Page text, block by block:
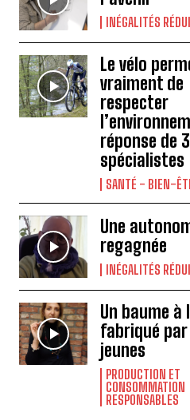
INÉGALITÉS
Le vélo
vraiment de
respecter
réponse de 3
spécialistes
SANTÉ - BIEN-
Une
regagnée
INÉGALITÉS
Un baume à
fabriqué par
jeunes
PRODUCTION ET
CONSOMMATION
RESPONSABLES